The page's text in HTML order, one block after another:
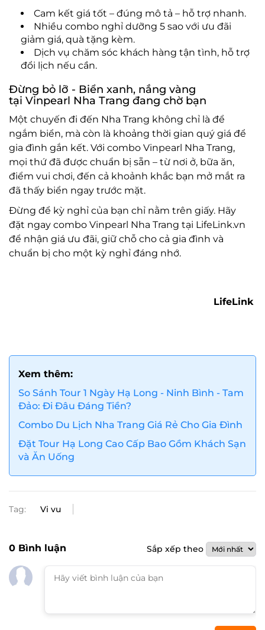
Cam kết giá tốt – đúng mô tả – hỗ trợ nhanh.
Nhiều combo nghỉ dưỡng 5 sao với ưu đãi
giảm giá, quà tặng kèm.
Dịch vụ chăm sóc khách hàng tận tình, hỗ trợ
đổi lịch nếu cần.
Đừng bỏ lỡ - Biển xanh, nắng vàng
tại Vinpearl Nha Trang đang chờ bạn
Một chuyến đi đến Nha Trang không chỉ là để
ngắm biển, mà còn là khoảng thời gian quý giá để
gia đình gắn kết. Với combo Vinpearl Nha Trang,
mọi thứ đã được chuẩn bị sẵn – từ nơi ở, bữa ăn,
điểm vui chơi, đến cả khoảnh khắc bạn mở mắt ra
đã thấy biển ngay trước mặt.
Đừng để kỳ nghỉ của bạn chỉ nằm trên giấy. Hãy
đặt ngay combo Vinpearl Nha Trang tại LifeLink.vn
để nhận giá ưu đãi, giữ chỗ cho cả gia đình và
chuẩn bị cho một kỳ nghỉ đáng nhớ.
LifeLink
Xem thêm:
So Sánh Tour 1 Ngày Hạ Long - Ninh Bình - Tam
Đảo: Đi Đâu Đáng Tiền?
Combo Du Lịch Nha Trang Giá Rẻ Cho Gia Đình
Đặt Tour Hạ Long Cao Cấp Bao Gồm Khách Sạn
và Ăn Uống
Tag: Vi vu
0 Bình luận Sắp xếp theo